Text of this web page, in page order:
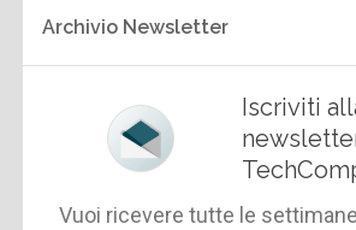
Archivio Newsletter
Iscriviti
Vuoi ricevere tutte le